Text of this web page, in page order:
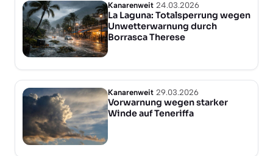
Kanarenweit 24.03.2026
La Laguna: Totalsperrung wegen
Unwetterwarnung durch
Borrasca Therese
Kanarenweit 29.03.2026
Vorwarnung wegen starker
Winde auf Teneriffa